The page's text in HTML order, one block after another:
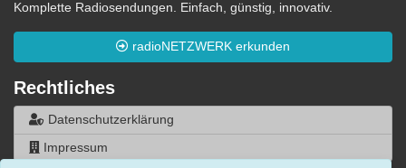
Komplette Radiosendungen. Einfach, günstig, innovativ.
radioNETZWERK erkunden
Rechtliches
Datenschutzerklärung
Impressum